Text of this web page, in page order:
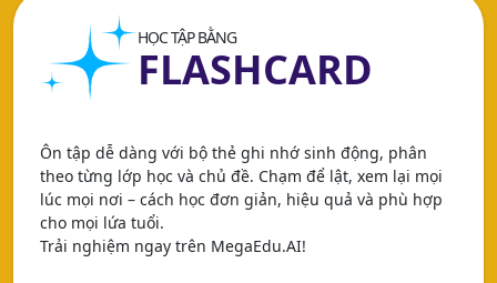
HỌC TẬP BẰNG
FLASHCARD
Ôn tập dễ dàng với bộ thẻ ghi nhớ sinh động, phân
theo từng lớp học và chủ đề. Chạm để lật, xem lại mọi
lúc mọi nơi – cách học đơn giản, hiệu quả và phù hợp
cho mọi lứa tuổi.
Trải nghiệm ngay trên MegaEdu.AI!